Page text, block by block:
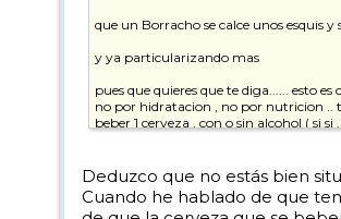
que un Borracho se calce unos esquis
y ya particularizando mas
pues que quieres que te diga...... esto
no por hidratacion , no por nutricion ..
beber 1 cerveza , con o sin alcohol ( si
si tienes la suerte de no haber bebido
pues tienes mas suerte que yo...
Deduzco que no estás bien
Cuando he hablado de que